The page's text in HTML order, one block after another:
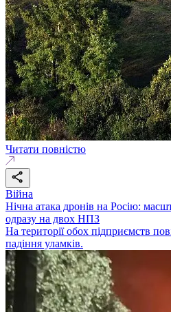
Читати повністю
Війна
Нічна атака дронів на Росію:
одразу на двох НПЗ
На території обох підприємств
падіння уламків.